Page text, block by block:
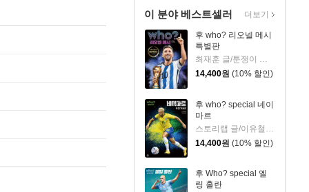
이 분야 베스트셀러
후 who? 리오넬 메시
특별판
최재훈 글/툰쟁이 그림
14,400원 (10% 할인)
후 who? special 네이
마르
스토리랩 글/이유철 그림
14,400원 (10% 할인)
후 Who? special 엘
링 홀란
더보기